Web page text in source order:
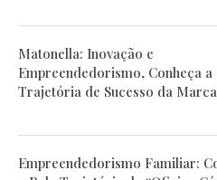
Matonella: Inovação e
Empreendedorismo, Conheça a
Trajetória de Sucesso da
Empreendedorismo Familiar: